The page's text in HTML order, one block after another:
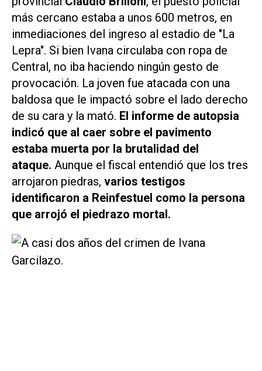
más cercano estaba a unos 600 metros, en
inmediaciones del ingreso al estadio de "La
Lepra". Si bien Ivana circulaba con ropa de
Central, no iba haciendo ningún gesto de
provocación. La joven fue atacada con una
baldosa que le impactó sobre el lado derecho
de su cara y la mató. El informe de autopsia
indicó que al caer sobre el pavimento
estaba muerta por la brutalidad del
ataque. Aunque el fiscal entendió que los tres
arrojaron piedras, varios testigos
identificaron a Reinfestuel como la persona
que arrojó el piedrazo mortal.